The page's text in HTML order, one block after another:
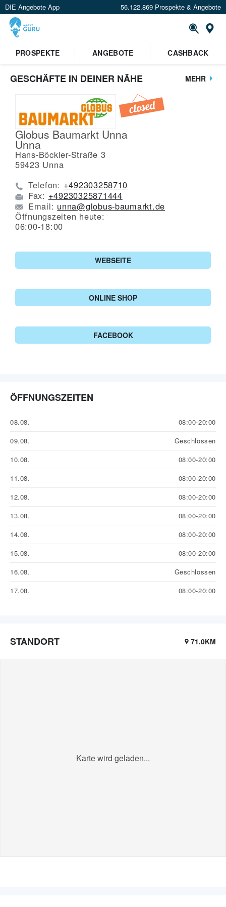
DIE Angebote App 56.122.869 Prospekte & Angebote
PROSPEKTE
ANGEBOTE CASHBACK
GESCHÄFTE IN DEINER NÄHE MEHR
Globus Baumarkt Unna
Unna
Hans-Böckler-Straße 3
59423 Unna
Telefon: +492303258710
Fax: +49230325871444
Email: unna@globus-baumarkt.de
Öffnungszeiten heute:
06:00-18:00
WEBSEITE
ONLINE SHOP
FACEBOOK
ÖFFNUNGSZEITEN
08.08.
08:00-20:00
09.08.
Geschlossen
10.08.
08:00-20:00
11.08.
08:00-20:00
12.08.
08:00-20:00
13.08.
08:00-20:00
14.08.
08:00-20:00
15.08.
08:00-20:00
16.08.
Geschlossen
17.08.
08:00-20:00
STANDORT 71.0KM
Karte wird geladen...